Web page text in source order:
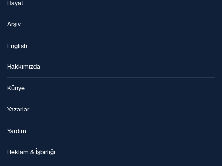
Hayat
Arşiv
English
Hakkımızda
Künye
Yazarlar
Yardım
Reklam & İşbirliği